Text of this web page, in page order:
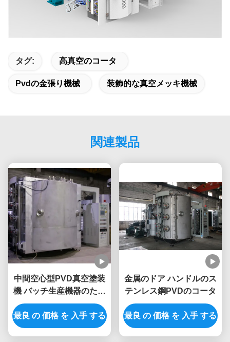
タグ: 高真空のコータ
Pvdの金張り機械 装飾的な真空メッキ機械
関連製品
中間空心型PVD真空塗装
機 バッチ生産機器のため
の多用途
最良 の 価格 を 入手 する
金属のドア ハンドルのス
テンレス鋼PVDのコータ
最良 の 価格 を 入手 する